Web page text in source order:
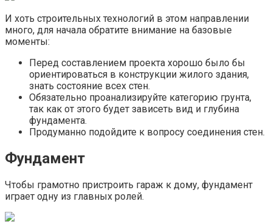
И хоть строительных технологий в этом направлении
много, для начала обратите внимание на базовые
моменты:
Перед составлением проекта хорошо было бы
ориентироваться в конструкции жилого здания,
знать состояние всех стен.
Обязательно проанализируйте категорию грунта,
так как от этого будет зависеть вид и глубина
фундамента.
Продуманно подойдите к вопросу соединения стен.
Фундамент
Чтобы грамотно пристроить гараж к дому, фундамент
играет одну из главных ролей.